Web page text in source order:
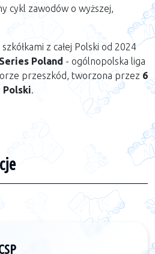
cykl zawodów o wyższej,
z całej Polski od 2024
Poland - ogólnopolska liga
przeszkód, tworzona przez 6
Polski.